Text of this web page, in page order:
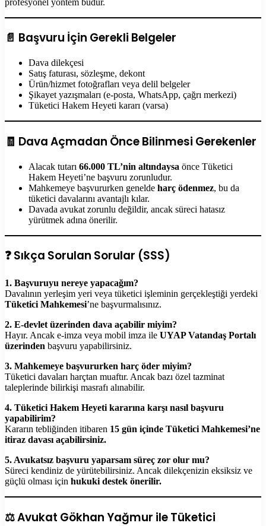
📄 Başvuru İçin Gerekli Belgeler
Dava dilekçesi
Satış faturası, sözleşme, dekont
Ürün/hizmet fotoğrafları veya delil belgeler
Şikayet yazışmaları (e-posta, WhatsApp, çağrı merkezi)
Tüketici Hakem Heyeti kararı (varsa)
🧾 Dava Açmadan Önce Bilinmesi Gerekenler
Alacak tutarı 66.000 TL’nin altındaysa önce Tüketici
Hakem Heyeti’ne başvuru zorunludur.
Mahkemeye başvururken genelde harç ödenmez, bu da
tüketici davalarını avantajlı kılar.
Davada avukat zorunlu değildir, ancak süreci hatasız
yürütmek adına önerilir.
❓ Sıkça Sorulan Sorular (SSS)
1. Başvuruyu nereye yapacağım?
Davalının yerleşim yeri veya tüketici işleminin gerçekleştiği yerdeki
Tüketici Mahkemesi’ne başvurmalısınız.
2. E-devlet üzerinden dava açabilir miyim?
Hayır. Ancak e-imza veya mobil imza ile UYAP Vatandaş Portalı
üzerinden başvuru yapabilirsiniz.
3. Mahkemeye başvururken harç öder miyim?
Tüketici davaları harçtan muaftır. Ancak bazı özel tazminat
taleplerinde bilirkişi masrafı alınabilir.
4. Tüketici Hakem Heyeti kararına karşı nasıl başvuru
yapabilirim?
Kararın tebliğinden itibaren 15 gün içinde Tüketici Mahkemesi’ne
itiraz davası açabilirsiniz.
5. Avukatsız başvuru yaparsam süreç zor olur mu?
Süreci kendiniz de yürütebilirsiniz. Ancak dilekçenizin eksiksiz ve
güçlü olması için hukuki destek önerilir.
⚖️ Avukat Gökhan Yağmur ile Tüketici